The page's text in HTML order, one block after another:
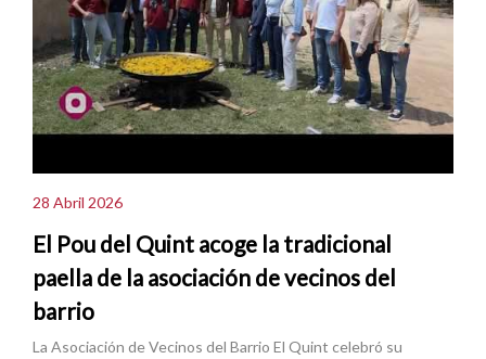
28 Abril 2026
El Pou del Quint acoge la tradicional
paella de la asociación de vecinos del
barrio
La Asociación de Vecinos del Barrio El Quint celebró su